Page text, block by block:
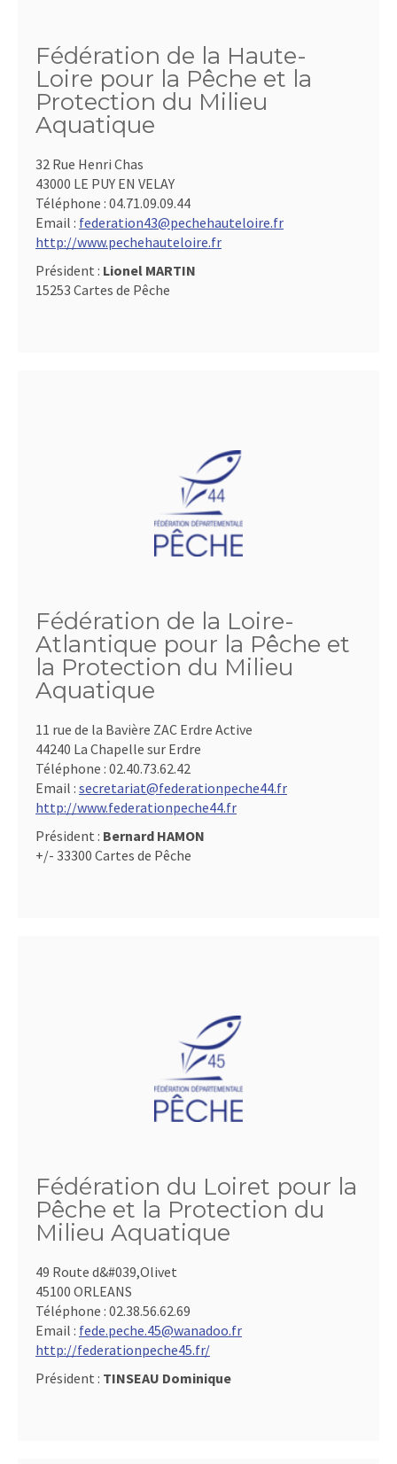
Fédération de la Haute-
Loire pour la Pêche et la
Protection du Milieu
Aquatique
32 Rue Henri Chas
43000 LE PUY EN VELAY
Téléphone : 04.71.09.09.44
Email : federation43@pechehauteloire.fr
http://www.pechehauteloire.fr
Président : Lionel MARTIN
15253 Cartes de Pêche
Fédération de la Loire-
Atlantique pour la Pêche et
la Protection du Milieu
Aquatique
11 rue de la Bavière ZAC Erdre Active
44240 La Chapelle sur Erdre
Téléphone : 02.40.73.62.42
Email : secretariat@federationpeche44.fr
http://www.federationpeche44.fr
Président : Bernard HAMON
+/- 33300 Cartes de Pêche
Fédération du Loiret pour la
Pêche et la Protection du
Milieu Aquatique
49 Route d&#039,Olivet
45100 ORLEANS
Téléphone : 02.38.56.62.69
Email : fede.peche.45@wanadoo.fr
http://federationpeche45.fr/
Président : TINSEAU Dominique